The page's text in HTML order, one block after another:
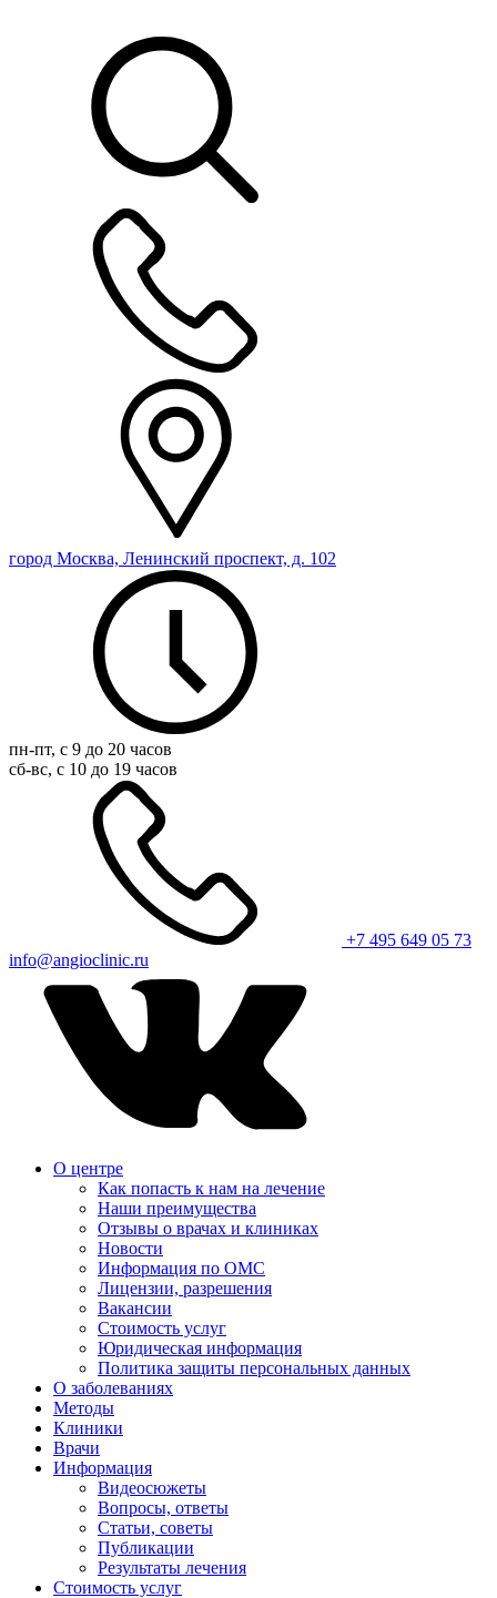
город Москва, Ленинский проспект, д. 102
пн-пт, с 9 до 20 часов
сб-вс, с 10 до 19 часов
+7 495 649 05 73
info@angioclinic.ru
О центре
Как попасть к нам на лечение
Наши преимущества
Отзывы о врачах и клиниках
Новости
Информация по ОМС
Лицензии, разрешения
Вакансии
Стоимость услуг
Юридическая информация
Политика защиты персональных данных
О заболеваниях
Методы
Клиники
Врачи
Информация
Видеосюжеты
Вопросы, ответы
Статьи, советы
Публикации
Результаты лечения
Стоимость услуг